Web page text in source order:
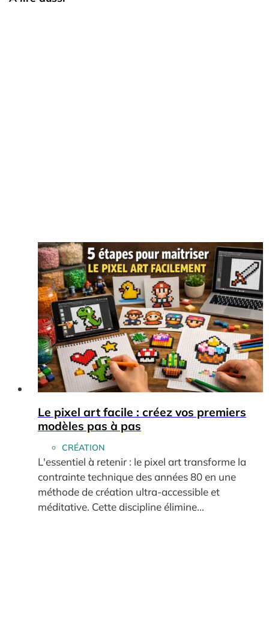
Le pixel art facile : créez vos premiers
modèles pas à pas
CRÉATION
L'essentiel à retenir : le pixel art transforme la
contrainte technique des années 80 en une
méthode de création ultra-accessible et
méditative. Cette discipline élimine...